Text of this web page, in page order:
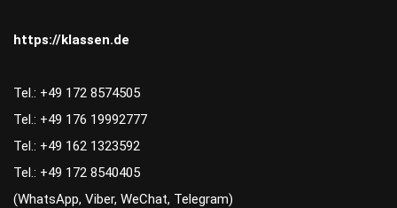
https://klassen.de
Tel.: +49 172 8574505
Tel.: +49 176 19992777
Tel.: +49 162 1323592
Tel.: +49 172 8540405
(WhatsApp, Viber, WeChat, Telegram)